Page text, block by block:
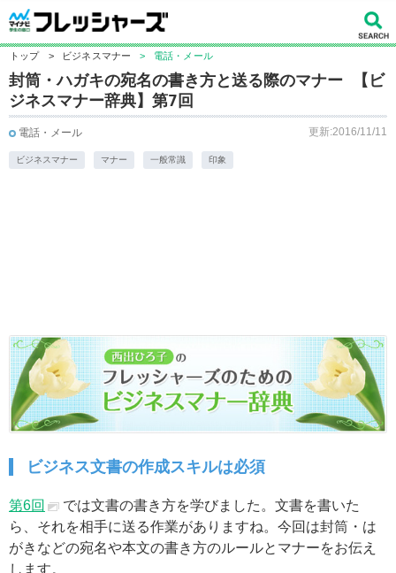
トップ > ビジネスマナー > 電話・メール
封筒・ハガキの宛名の書き方と送る際のマナー 【ビ
ジネスマナー辞典】第7回
電話・メール 更新:2016/11/11
ビジネスマナー マナー 一般常識 印象
ビジネス文書の作成スキルは必須
第6回
では文書の書き方を学びました。文書を書いた
ら、それを相手に送る作業がありますね。今回は封筒・は
がきなどの宛名や本文の書き方のルールとマナーをお伝え
します。